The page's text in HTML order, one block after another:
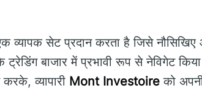
व्यापक सेट प्रदान करता है जिसे
ट्रेडिंग बाजार में प्रभावी रूप से नेविगेट
व्यापारी Mont Investoire को